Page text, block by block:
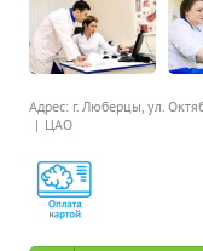
Адрес: г. Люберцы, ул.
ЦАО